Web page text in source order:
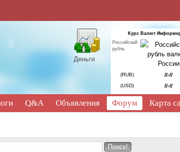
Деньги
Курс Валют
Российский
рубль
(RUB) //-//
(USD) //-//
Q&A Объявления Форум Карта